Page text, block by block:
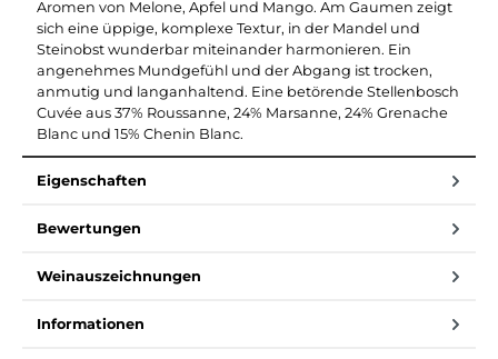
Aromen von Melone, Apfel und Mango. Am Gaumen zeigt
sich eine üppige, komplexe Textur, in der Mandel und
Steinobst wunderbar miteinander harmonieren. Ein
angenehmes Mundgefühl und der Abgang ist trocken,
anmutig und langanhaltend. Eine betörende Stellenbosch
Cuvée aus 37% Roussanne, 24% Marsanne, 24% Grenache
Blanc und 15% Chenin Blanc.
Eigenschaften
Bewertungen
Weinauszeichnungen
Informationen